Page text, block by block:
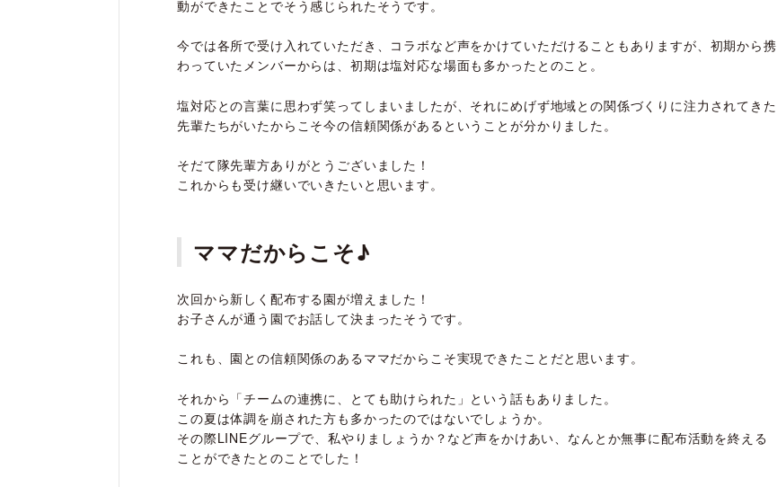
動ができたことでそう感じられたそうです。
今では各所で受け入れていただき、コラボなど声をかけていただけることもありますが、初期から携
わっていたメンバーからは、初期は塩対応な場面も多かったとのこと。
塩対応との言葉に思わず笑ってしまいましたが、それにめげず地域との関係づくりに注力されてきた
先輩たちがいたからこそ今の信頼関係があるということが分かりました。
そだて隊先輩方ありがとうございました！
これからも受け継いでいきたいと思います。
ママだからこそ♪
次回から新しく配布する園が増えました！
お子さんが通う園でお話して決まったそうです。
これも、園との信頼関係のあるママだからこそ実現できたことだと思います。
それから「チームの連携に、とても助けられた」という話もありました。
この夏は体調を崩された方も多かったのではないでしょうか。
その際LINEグループで、私やりましょうか？など声をかけあい、なんとか無事に配布活動を終える
ことができたとのことでした！